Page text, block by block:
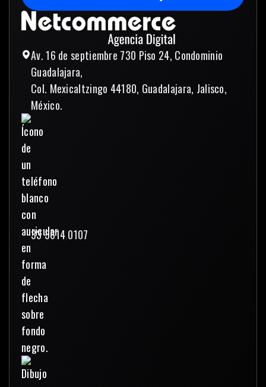
Av. 16 de septiembre 730 Piso 24, Condominio
Guadalajara,
Col. Mexicaltzingo 44180, Guadalajara, Jalisco,
México.
33 3614 0107
Enviar mensaje